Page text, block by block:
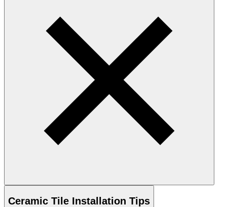
Ceramic Tile Installation Tips